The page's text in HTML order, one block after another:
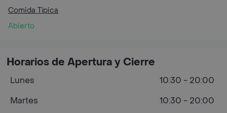
Comida Típica
Abierto
Horarios de Apertura y Cierre
Lunes
10:30 - 20:00
Martes
10:30 - 20:00